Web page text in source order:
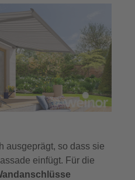
ausgeprägt, so dass sie
einfügt. Für die